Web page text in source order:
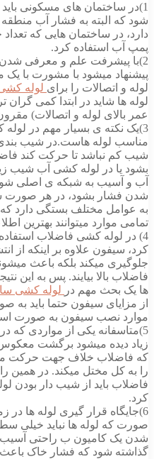
1)در ساختمان های مسکونی
شود که البته به فشار آب
دارد، در ساختمان هایی که تعداد
پمپ آب استفاده کرد.
2)با پیشرفت علم و معرفی شدن
پیشنهاد میشود با مشورت با یک
لوله و اتصالات را برای لوله
لوله ها شاید در ابتدا کمی
عمر بالای لوله و اتصالات)
3)یک نکته ی بسیار مهم در
مناسب لوله هاست.در شیب بندی
شیب کم نباشد تا حرکت کند
بشود یا در لوله کشی آب شیب
آب و آسیب به شبکه ی اصلی
شدن فشار بشود، در هر صورت
به عوامل مختلف بستگی دارد
تمامی موارد میتوانند بهترین
4) در لوله کشی فاضلاب
کرد، سیفون علاوه بر اینکه از
جلوگیری میکند بلکه باعث
فاضلاب بالا بیایند. پس به این
ها یک بحث مهم در لوله کشی
از مزایای سیفون حتما باید
موارد نصب سیفون به صورت
5)متاسفانه یکی از مواردی که
زیاد دیده میشود برگشت
که فاضلاب خلاف جهت حرکت
را به کل مختل میکند. در همین
فاضلاب باید از شیب دار بودن
کرد.
6)جایگاه قرار گیری لوله ها
صورت که لوله ها نباید خیلی
شدن یک کامیون ب راحتی آسیب
گذاشته شود که فشار خاک